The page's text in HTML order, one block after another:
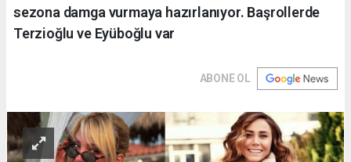
sezona damga vurmaya hazırlanıyor. Başrollerde
Terzioğlu ve Eyüboğlu var
ABONE OL